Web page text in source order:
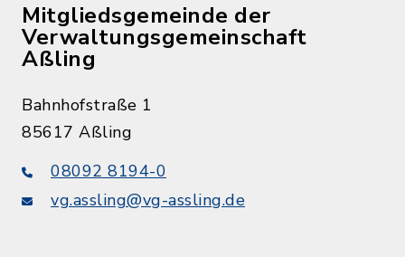
Mitgliedsgemeinde der
Verwaltungsgemeinschaft
Aßling
Bahnhofstraße 1
85617 Aßling
08092 8194-0
vg.assling@vg-assling.de